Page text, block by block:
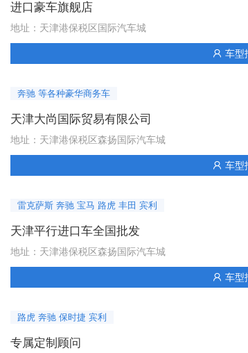
欧版24款 3.0T D350 柴油 创世标轴
参考价：165万-165万
欧版24款 3.0T D350 柴油 HSE加长
参考价：179万-179万
欧版24款 3.0T D350 柴油 创世加长 韩版
参考价： 205万-205万
欧版24款 3.0T D350 柴油 创世加长
进口豪车旗舰店
地址：天津港保税区国际汽车城
 车型
奔驰 等各种豪华商务车
天津大尚国际贸易有限公司
地址：天津港保税区森扬国际汽车城
 车型
雷克萨斯 奔驰 宝马 路虎 丰田 宾利
天津平行进口车全国批发
地址：天津港保税区森扬国际汽车城
 车型
路虎 奔驰 保时捷 宾利
专属定制顾问